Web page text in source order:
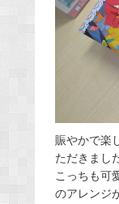
賑やかで楽
ただきまし
こっちも可
のアレンジ